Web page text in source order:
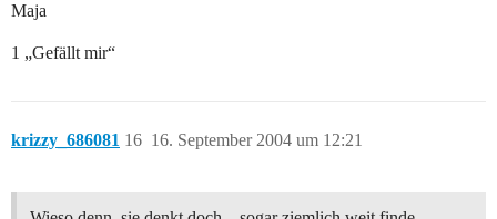
Maja
1 „Gefällt mir“
krizzy_686081 16. September 2004 um 12:21
16